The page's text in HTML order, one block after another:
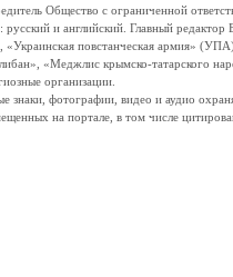
Общество с ограниченной
и английский. Главный
«Украинская повстанческая
«Меджлис крымско-татарского
организации.
фотографии, видео и аудио
на портале, в том числе